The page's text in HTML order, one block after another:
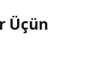
Üçün